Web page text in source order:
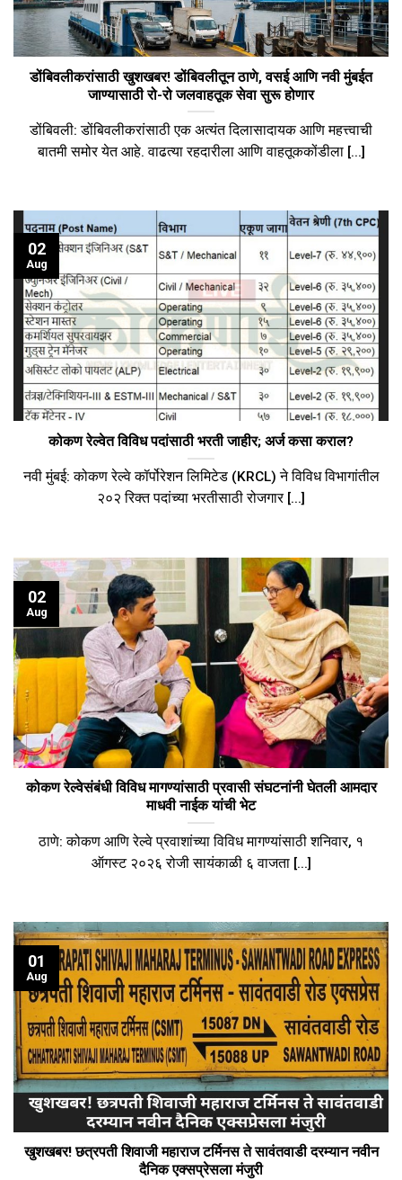
डोंबिवलीकरांसाठी खुशखबर! डोंबिवलीतून ठाणे, वसई आणि नवी मुंबईत
जाण्यासाठी रो-रो जलवाहतूक सेवा सुरू होणार
डोंबिवली: डोंबिवलीकरांसाठी एक अत्यंत दिलासादायक आणि महत्त्वाची
बातमी समोर येत आहे. वाढत्या रहदारीला आणि वाहतूककोंडीला [...]
कोकण रेल्वेत विविध पदांसाठी भरती जाहीर; अर्ज कसा कराल?
नवी मुंबई: कोकण रेल्वे कॉर्पोरेशन लिमिटेड (KRCL) ने विविध विभागांतील
२०२ रिक्त पदांच्या भरतीसाठी रोजगार [...]
02
Aug
कोकण रेल्वेसंबंधी विविध मागण्यांसाठी प्रवासी संघटनांनी घेतली आमदार
माधवी नाईक यांची भेट
ठाणे: कोकण आणि रेल्वे प्रवाशांच्या विविध मागण्यांसाठी शनिवार, १
ऑगस्ट २०२६ रोजी सायंकाळी ६ वाजता [...]
02
Aug
खुशखबर! छत्रपती शिवाजी महाराज टर्मिनस ते सावंतवाडी दरम्यान नवीन
दैनिक एक्सप्रेसला मंजुरी
01
Aug